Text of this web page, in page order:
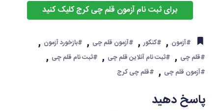
برای ثبت نام آزمون قلم چی کرج کلیک کنید
#آزمون , #کنکور , #آزمون قلم چی , #بازخورد آزمون ,
#قلم چی , #ثبت نام آنلاین قلم چی , #ثبت نام قلم چی ,
#آزمون قلم چی , #قلم چی کرج
پاسخ دهید